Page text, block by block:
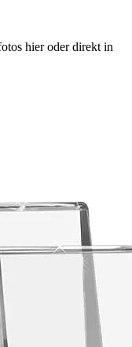
hier oder direkt in